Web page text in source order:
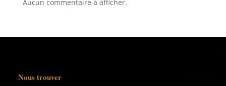
Aucun commentaire à afficher.
Nous trouver